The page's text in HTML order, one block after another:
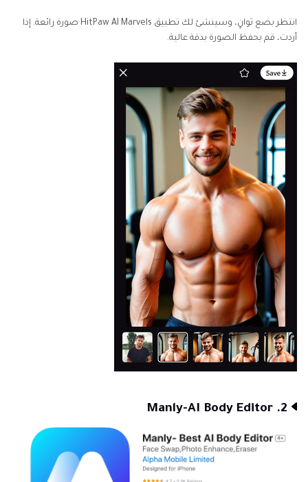
انتظر بضع ثوانٍ، وسينشئ لك تطبيق HitPaw AI Marvels صورة رائعة. إذا
أردت، قم بحفظ الصورة بدقة عالية.
2. Manly-AI Body Editor